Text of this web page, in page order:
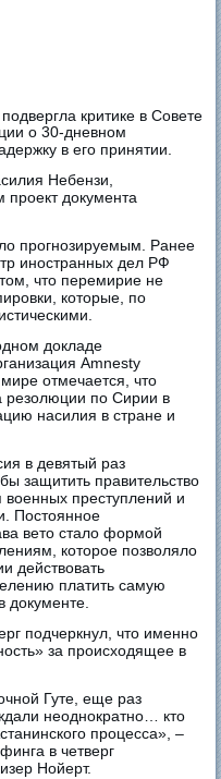
критике в Совете
о 30-дневном
в его принятии.
Небензи,
документа
прогнозируемым. Ранее
иностранных дел РФ
что перемирие не
которые, по
докладе
Amnesty
отмечается, что
резолюции по Сирии в
насилия в стране и
в девятый раз
защитить правительство
преступлений и
Постоянное
вето стало формой
которое позволяло
действовать
платить самую
документе.
подчеркнул, что именно
за происходящее в
Гуте, еще раз
неоднократно… кто
процесса», –
в четверг
Нойерт.